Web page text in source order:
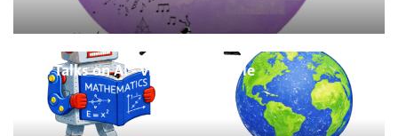
Two Talks on AI - vidéo disponible